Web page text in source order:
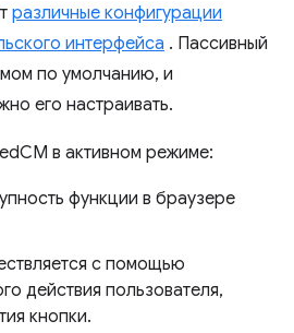
различные конфигурации
интерфейса . Пассивный
по умолчанию, и
его настраивать.
в активном режиме:
функции в браузере
с помощью
действия пользователя,
кнопки.